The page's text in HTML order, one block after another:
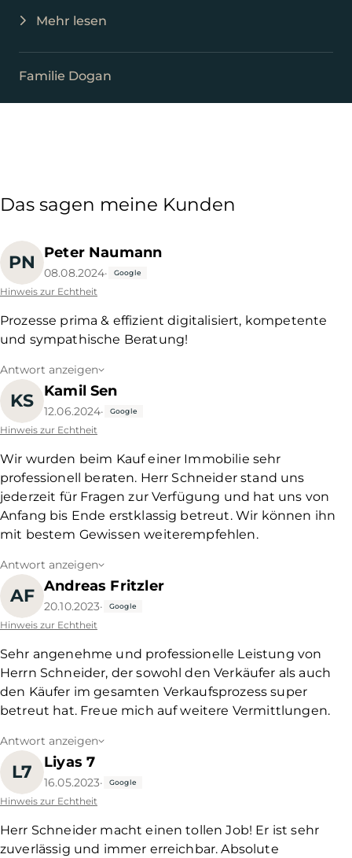
Mehr lesen
Familie Dogan
Das sagen meine Kunden
PN Peter Naumann
08.08.2024· Google
Hinweis zur Echtheit
Prozesse prima & effizient digitalisiert, kompetente
und sympathische Beratung!
Antwort anzeigen
KS Kamil Sen
12.06.2024· Google
Hinweis zur Echtheit
Wir wurden beim Kauf einer Immobilie sehr
professionell beraten. Herr Schneider stand uns
jederzeit für Fragen zur Verfügung und hat uns von
Anfang bis Ende erstklassig betreut. Wir können ihn
mit bestem Gewissen weiterempfehlen.
Antwort anzeigen
AF Andreas Fritzler
20.10.2023· Google
Hinweis zur Echtheit
Sehr angenehme und professionelle Leistung von
Herrn Schneider, der sowohl den Verkäufer als auch
den Käufer im gesamten Verkaufsprozess super
betreut hat. Freue mich auf weitere Vermittlungen.
Antwort anzeigen
L7 Liyas 7
16.05.2023· Google
Hinweis zur Echtheit
Herr Schneider macht einen tollen Job! Er ist sehr
zuverlässig und immer erreichbar. Absolute